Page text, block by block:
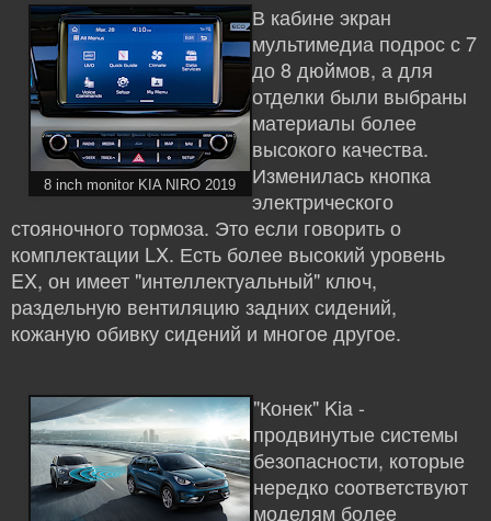
8 inch monitor KIA NIRO 2019
В кабине экран
мультимедиа подрос с 7
до 8 дюймов, а для
отделки были выбраны
материалы более
высокого качества.
Изменилась кнопка
электрического
стояночного тормоза. Это если говорить о
комплектации LX. Есть более высокий уровень
EX, он имеет "интеллектуальный" ключ,
раздельную вентиляцию задних сидений,
кожаную обивку сидений и многое другое.
"Конек" Kia -
продвинутые системы
безопасности, которые
нередко соответствуют
моделям более